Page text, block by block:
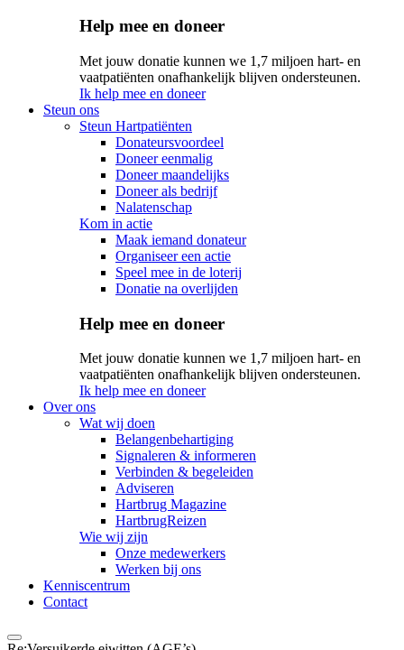
Help mee en doneer
Met jouw donatie kunnen we 1,7 miljoen hart- en
vaatpatiënten onafhankelijk blijven ondersteunen.
Ik help mee en doneer
Steun ons
Steun Hartpatiënten
Donateursvoordeel
Doneer eenmalig
Doneer maandelijks
Doneer als bedrijf
Nalatenschap
Kom in actie
Maak iemand donateur
Organiseer een actie
Speel mee in de loterij
Donatie na overlijden
Help mee en doneer
Met jouw donatie kunnen we 1,7 miljoen hart- en
vaatpatiënten onafhankelijk blijven ondersteunen.
Ik help mee en doneer
Over ons
Wat wij doen
Belangenbehartiging
Signaleren & informeren
Verbinden & begeleiden
Adviseren
Hartbrug Magazine
HartbrugReizen
Wie wij zijn
Onze medewerkers
Werken bij ons
Kenniscentrum
Contact